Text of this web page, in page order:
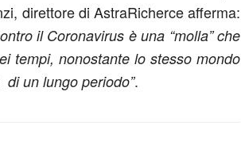
direttore di AstraRicherce afferma:
il Coronavirus è una “molla” che
tempi, nonostante lo stesso mondo
un lungo periodo”.